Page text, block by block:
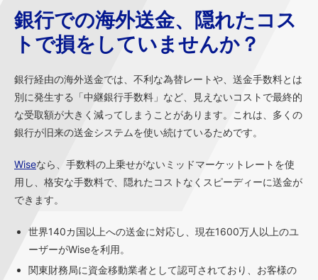
銀行での海外送金、隠れたコス
トで損をしていませんか？
銀行経由の海外送金では、不利な為替レートや、送金手数料とは
別に発生する「中継銀行手数料」など、見えないコストで最終的
な受取額が大きく減ってしまうことがあります。これは、多くの
銀行が旧来の送金システムを使い続けているためです。
Wiseなら、手数料の上乗せがないミッドマーケットレートを使
用し、格安な手数料で、隠れたコストなくスピーディーに送金が
できます。
世界140カ国以上への送金に対応し、現在1600万人以上のユ
ーザーがWiseを利用。
関東財務局に資金移動業者として認可されており、お客様の